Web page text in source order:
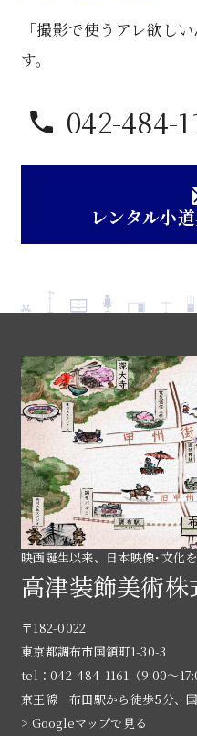
ー
「撮影で使うアレ欲し
す。
042-484-
レンタル小
映画誕生以来、日本映像･文化
高津装飾美術株
〒182-0022
東京都調布市国領町1-30-3
tel：042-484-1161（9:00〜
京王線 布田駅から徒歩5分、
> Googleマップで見る